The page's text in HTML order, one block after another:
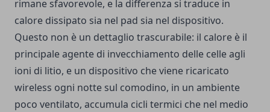
rimane sfavorevole, e la differenza si traduce in
calore dissipato sia nel pad sia nel dispositivo.
Questo non è un dettaglio trascurabile: il calore è il
principale agente di invecchiamento delle celle agli
ioni di litio, e un dispositivo che viene ricaricato
wireless ogni notte sul comodino, in un ambiente
poco ventilato, accumula cicli termici che nel medio